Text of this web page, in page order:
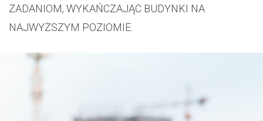
ZADANIOM, WYKAŃCZAJĄC BUDYNKI NA
NAJWYŻSZYM POZIOMIE.